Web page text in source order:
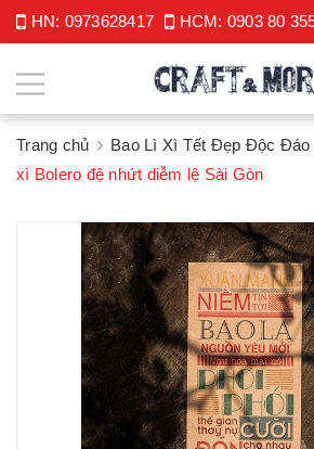
HN: 0973628417 HCM: 0903 80
Trang chủ Bao Lì Xì Tết Đẹp Độc Đáo
xì Bolero đệ nhứt diễm lệ Sài Gòn